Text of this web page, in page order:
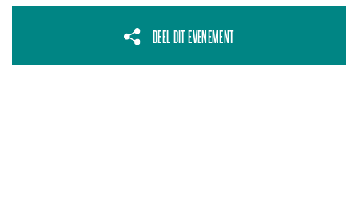
DEEL DIT EVENEMENT